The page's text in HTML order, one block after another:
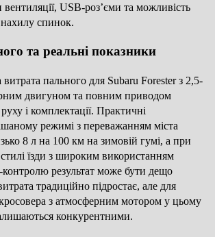
USB-роз’єми та можливість
спинок.
та реальні показники
пального для Subaru Forester з 2,5-
двигуном та повним приводом
і комплектації. Практичні
режимі з переважанням міста
8 л на 100 км на зимовій гумі, а при
їзди з широким використанням
контролю результат може бути дещо
традиційно підростає, але для
з атмосферним мотором у цьому
конкурентними.